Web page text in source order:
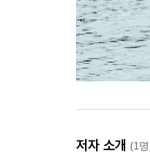
저자 소개 (1